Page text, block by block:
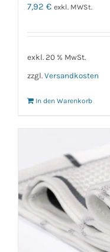
7,92 € exkl. MWSt.
exkl. 20 % MwSt.
zzgl. Versandkosten
In den Warenkorb